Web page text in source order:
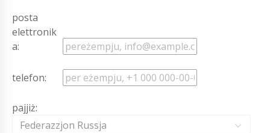
posta
elettronik
a:
telefon:
pajjiż:
Federazzjon Russja